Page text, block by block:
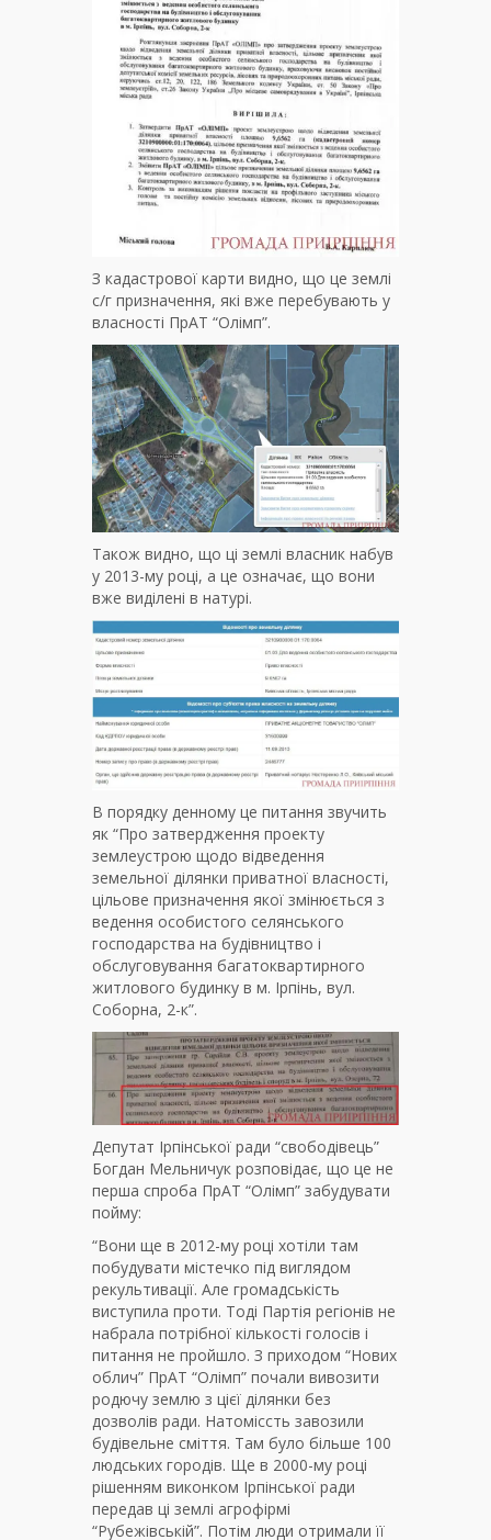
З кадастрової карти видно, що це землі
с/г призначення, які вже перебувають у
власності ПрАТ “Олімп”.
Також видно, що ці землі власник набув
у 2013-му році, а це означає, що вони
вже виділені в натурі.
В порядку денному це питання звучить
як “Про затвердження проекту
землеустрою щодо відведення
земельної ділянки приватної власності,
цільове призначення якої змінюється з
ведення особистого селянського
господарства на будівництво і
обслуговування багатоквартирного
житлового будинку в м. Ірпінь, вул.
Соборна, 2-к”.
Депутат Ірпінської ради “свободівець”
Богдан Мельничук розповідає, що це не
перша спроба ПрАТ “Олімп” забудувати
пойму:
“Вони ще в 2012-му році хотіли там
побудувати містечко під виглядом
рекультивації. Але громадськість
виступила проти. Тоді Партія регіонів не
набрала потрібної кількості голосів і
питання не пройшло. З приходом “Нових
облич” ПрАТ “Олімп” почали вивозити
родючу землю з цієї ділянки без
дозволів ради. Натоміссть завозили
будівельне сміття. Там було більше 100
людських городів. Ще в 2000-му році
рішенням виконком Ірпінської ради
передав ці землі агрофірмі
“Рубежівській”. Потім люди отримали її